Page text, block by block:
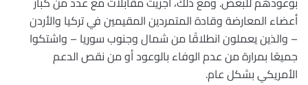
أعضاء المعارضة وقادة المتمردين المقيمين في تركيا والأردن
– والذين يعملون انطلاقًا من شمال وجنوب سوريا – واشتكوا
جميعًا بمرارة من عدم الوفاء بالوعود أو من نقص الدعم
الأمريكي بشكل عام.